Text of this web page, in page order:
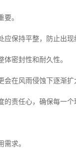
。
保持平整，防止出现
密封性和耐久性。
在风雨侵蚀下逐渐扩
责任心，确保每一个
求。